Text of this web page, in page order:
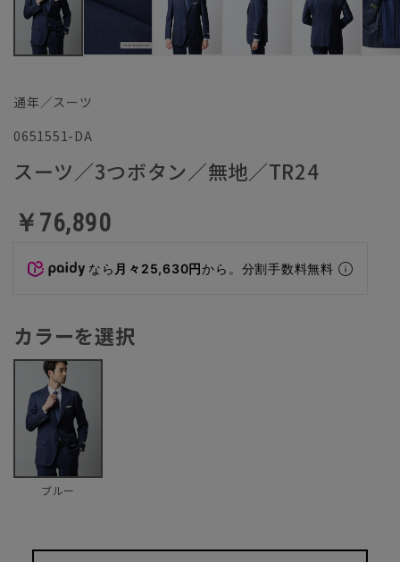
通年／スーツ
0651551-DA
スーツ／3つボタン／無地／TR24
￥76,890
なら 月々25,630円から。分割手数料無料
カラーを選択
ブルー